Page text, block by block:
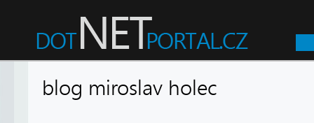
blog miroslav holec